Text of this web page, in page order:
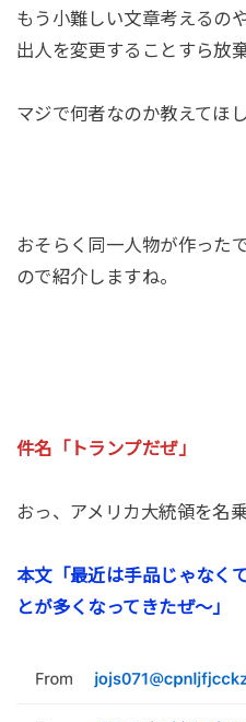
もう小難しい文章考えるの
出人を変更することすら放
マジで何者なのか教えてほ
おそらく同一人物が作った
ので紹介しますね。
件名「トランプだぜ」
おっ、アメリカ大統領を名
本文「最近は手品じゃなく
とが多くなってきたぜ～」